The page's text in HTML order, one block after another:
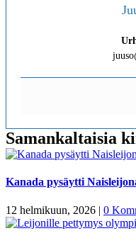
Samankaltaisia
Kanada pysäytti
12 helmikuun, 2026 | 0